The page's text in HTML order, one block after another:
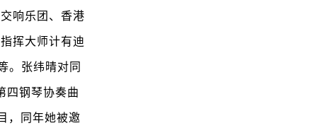
响乐团、香港
挥大师计有迪
。张纬晴对同
四钢琴协奏曲
，同年她被邀